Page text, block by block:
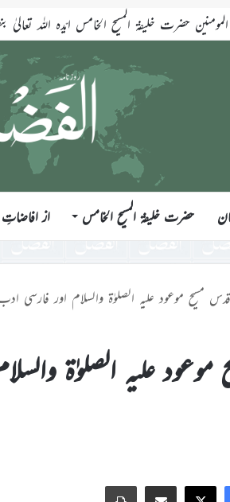
حضرت خلیفۃ المسیح الخامس ایّدہ اللہ تعالیٰ بنصرہ العزیز
حضرت خلیفۃ المسیح الخامس از
موعود علیہ الصلوٰۃ والسلام اور فارسی ادب
علیہ الصلوٰۃ
Facebook
X
Share via Email
Print